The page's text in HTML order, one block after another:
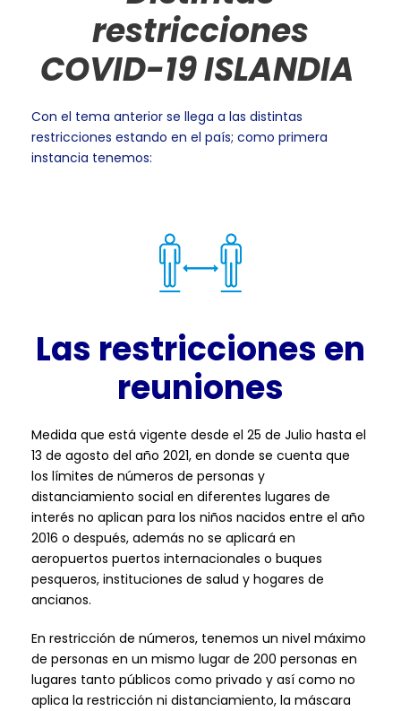
restricciones
COVID-19 ISLANDIA
Con el tema anterior se llega a las distintas
restricciones estando en el país; como primera
instancia tenemos:
Las restricciones en
reuniones
Medida que está vigente desde el 25 de Julio hasta el
13 de agosto del año 2021, en donde se cuenta que
los límites de números de personas y
distanciamiento social en diferentes lugares de
interés no aplican para los niños nacidos entre el año
2016 o después, además no se aplicará en
aeropuertos puertos internacionales o buques
pesqueros, instituciones de salud y hogares de
ancianos.
En restricción de números, tenemos un nivel máximo
de personas en un mismo lugar de 200 personas en
lugares tanto públicos como privado y así como no
aplica la restricción ni distanciamiento, la máscara